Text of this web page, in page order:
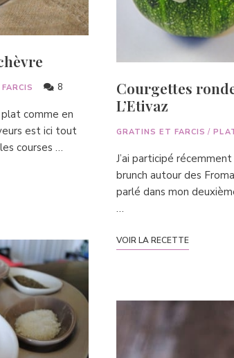
8
comme en
est ici tout
courses …
Courgettes
L’Etivaz
GRATINS ET FARCIS /
J’ai participé
brunch autour des
parlé dans mon
…
VOIR LA RECETTE